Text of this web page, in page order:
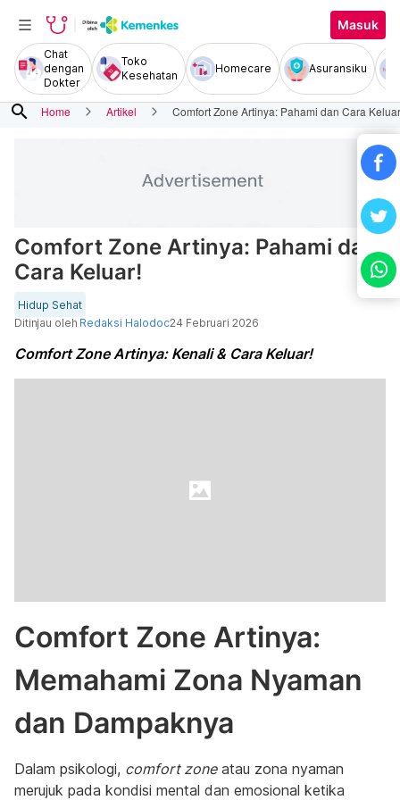
Masuk
Chat
dengan
Dokter
Toko
Kesehatan
Homecare Asuransiku
search Home Artikel Comfort Zone Artinya: Pahami dan Cara
Comfort Zone Artinya: Pahami dan
Cara Keluar!
Hidup Sehat
Ditinjau oleh Redaksi Halodoc24 Februari 2026
Comfort Zone Artinya: Kenali & Cara Keluar!
Comfort Zone Artinya:
Memahami Zona Nyaman
dan Dampaknya
Dalam psikologi, comfort zoneatau zona nyaman
merujuk pada kondisi mental dan emosional ketika